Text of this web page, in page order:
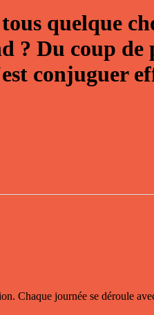
quelque
? Du coup
conjuguer
Chaque journée se déroule